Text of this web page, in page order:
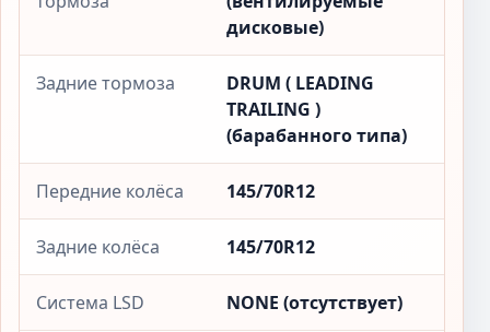
дисковые)
Задние тормоза
DRUM ( LEADING
TRAILING )
(барабанного типа)
Передние колёса 145/70R12
Задние колёса 145/70R12
Система LSD NONE (отсутствует)